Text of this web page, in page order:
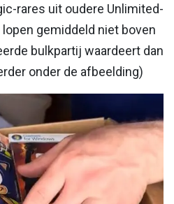
rares uit oudere Unlimited-
gemiddeld niet boven
bulkpartij waardeert dan
onder de afbeelding)